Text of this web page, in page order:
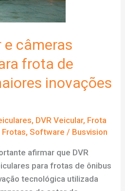
e câmeras
frota de
inovações
, DVR Veicular, Frota
,Software / Busvision
afirmar que DVR
para frotas de ônibus
tecnológica utilizada